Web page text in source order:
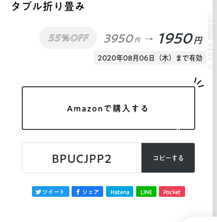
タブル折り畳み
55%OFF 3950 円 1950 円
2020年08月06日（木）まで有効
Amazonで購入する
BPUCJPP2 コピーする
ツイート シェア Hatena LINE Pocket
© 2026 MOOOII.